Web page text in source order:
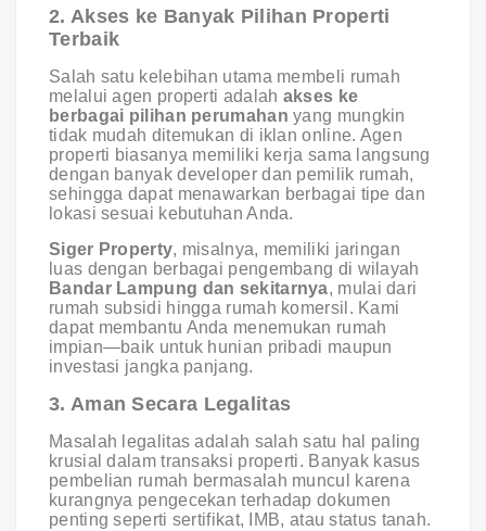
2. Akses ke Banyak Pilihan Properti
Terbaik
Salah satu kelebihan utama membeli rumah
melalui agen properti adalah akses ke
berbagai pilihan perumahan yang mungkin
tidak mudah ditemukan di iklan online. Agen
properti biasanya memiliki kerja sama langsung
dengan banyak developer dan pemilik rumah,
sehingga dapat menawarkan berbagai tipe dan
lokasi sesuai kebutuhan Anda.
Siger Property, misalnya, memiliki jaringan
luas dengan berbagai pengembang di wilayah
Bandar Lampung dan sekitarnya, mulai dari
rumah subsidi hingga rumah komersil. Kami
dapat membantu Anda menemukan rumah
impian—baik untuk hunian pribadi maupun
investasi jangka panjang.
3. Aman Secara Legalitas
Masalah legalitas adalah salah satu hal paling
krusial dalam transaksi properti. Banyak kasus
pembelian rumah bermasalah muncul karena
kurangnya pengecekan terhadap dokumen
penting seperti sertifikat, IMB, atau status tanah.